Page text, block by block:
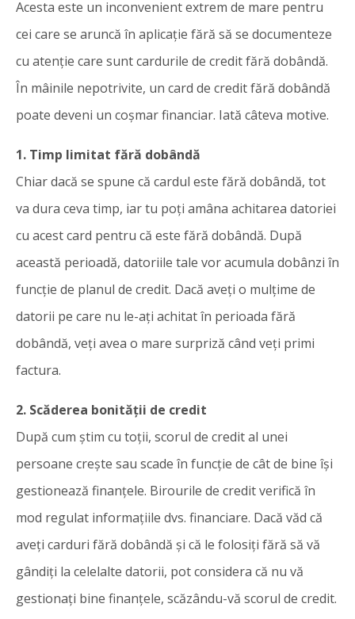
Acesta este un inconvenient extrem de mare pentru
cei care se aruncă în aplicație fără să se documenteze
cu atenție care sunt cardurile de credit fără dobândă.
În mâinile nepotrivite, un card de credit fără dobândă
poate deveni un coșmar financiar. Iată câteva motive.
1. Timp limitat fără dobândă
Chiar dacă se spune că cardul este fără dobândă, tot
va dura ceva timp, iar tu poți amâna achitarea datoriei
cu acest card pentru că este fără dobândă. După
această perioadă, datoriile tale vor acumula dobânzi în
funcție de planul de credit. Dacă aveți o mulțime de
datorii pe care nu le-ați achitat în perioada fără
dobândă, veți avea o mare surpriză când veți primi
factura.
2. Scăderea bonității de credit
După cum știm cu toții, scorul de credit al unei
persoane crește sau scade în funcție de cât de bine își
gestionează finanțele. Birourile de credit verifică în
mod regulat informațiile dvs. financiare. Dacă văd că
aveți carduri fără dobândă și că le folosiți fără să vă
gândiți la celelalte datorii, pot considera că nu vă
gestionați bine finanțele, scăzându-vă scorul de credit.